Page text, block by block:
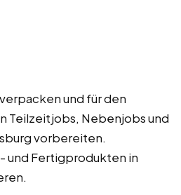
und für den
Teilzeitjobs, Nebenjobs und
vorbereiten.
und Fertigprodukten in